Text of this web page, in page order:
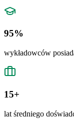
95%
wykładowców
15+
lat średniego